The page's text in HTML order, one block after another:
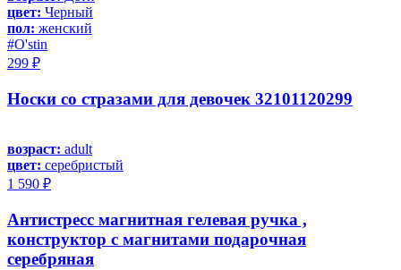
цвет: Черный
пол: женский
#O'stin
299 ₽
Носки со стразами для девочек 32101120299
возраст: adult
цвет: серебристый
1 590 ₽
Антистресс магнитная гелевая ручка ,
конструктор с магнитами подарочная
серебряная